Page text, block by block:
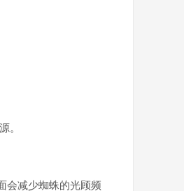
。
会减少蜘蛛的光顾频